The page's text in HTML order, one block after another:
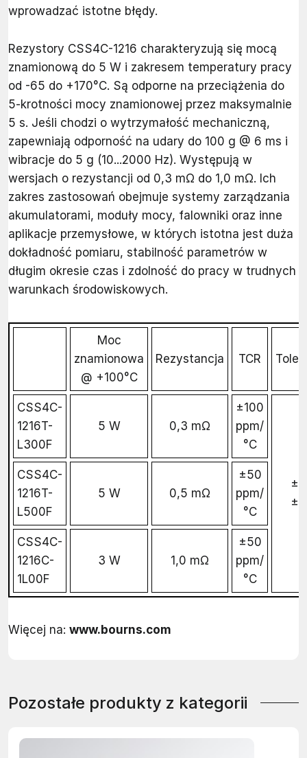
wprowadzać istotne błędy.
Rezystory CSS4C-1216 charakteryzują się mocą
znamionową do 5 W i zakresem temperatury pracy
od -65 do +170°C. Są odporne na przeciążenia do
5-krotności mocy znamionowej przez maksymalnie
5 s. Jeśli chodzi o wytrzymałość mechaniczną,
zapewniają odporność na udary do 100 g @ 6 ms i
wibracje do 5 g (10...2000 Hz). Występują w
wersjach o rezystancji od 0,3 mΩ do 1,0 mΩ. Ich
zakres zastosowań obejmuje systemy zarządzania
akumulatorami, moduły mocy, falowniki oraz inne
aplikacje przemysłowe, w których istotna jest duża
dokładność pomiaru, stabilność parametrów w
długim okresie czas i zdolność do pracy w trudnych
warunkach środowiskowych.
Moc
znamionowa
@ +100°C
Rezystancja TCR
CSS4C-
1216T-
L300F
5 W 0,3 mΩ
±100
ppm/
°C
CSS4C-
1216T-
L500F
5 W 0,5 mΩ
±50
ppm/
°C
CSS4C-
1216C-
1L00F
3 W 1,0 mΩ
±50
ppm/
°C
Więcej na: www.bourns.com
Pozostałe produkty z kategorii